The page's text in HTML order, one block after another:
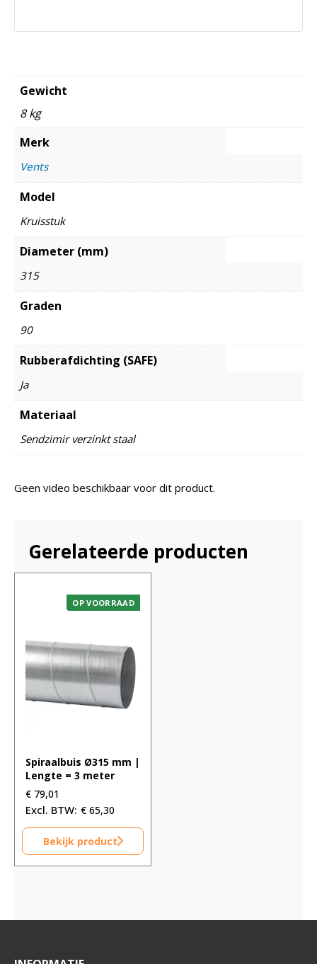
Gewicht
8 kg
Merk
Vents
Model
Kruisstuk
Diameter (mm)
315
Graden
90
Rubberafdichting (SAFE)
Ja
Materiaal
Sendzimir verzinkt staal
Geen video beschikbaar voor dit product.
Gerelateerde producten
OP VOORRAAD
Spiraalbuis Ø315 mm |
Lengte = 3 meter
€ 79,01
€ 65,30
Bekijk product